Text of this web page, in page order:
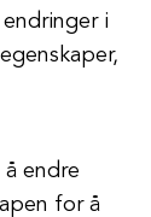
i
endre
for å